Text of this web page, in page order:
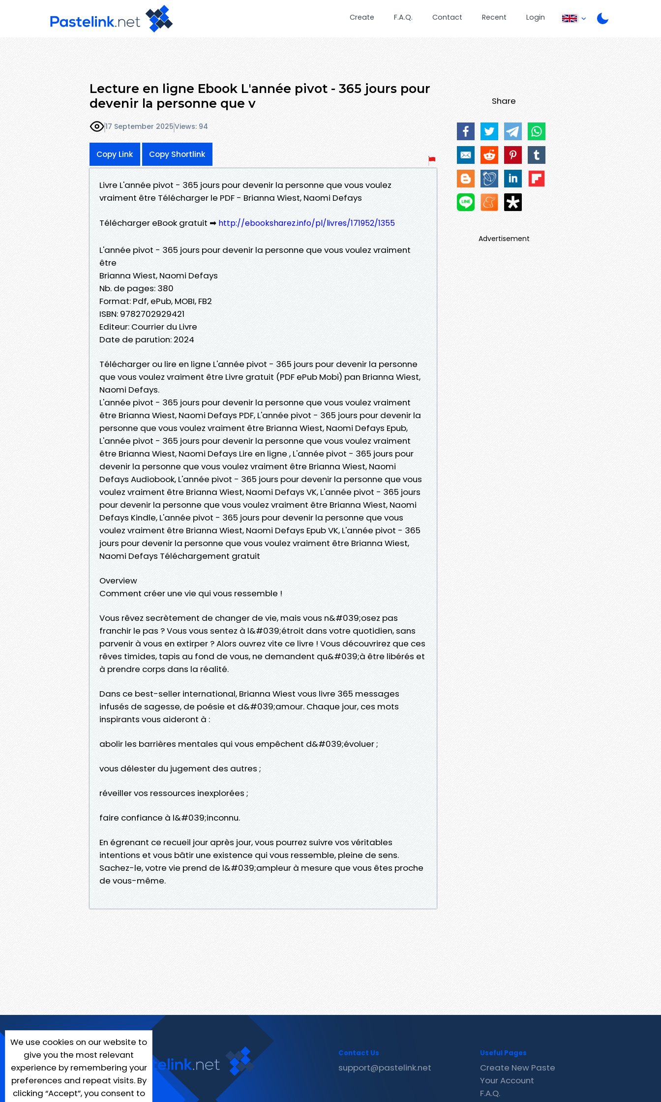
Create F.A.Q. Contact Recent Login
Lecture en ligne Ebook L'année pivot - 365 jours pour
devenir la personne que v
17 September 2025Views: 94
Copy Link Copy Shortlink
Livre L'année pivot - 365 jours pour devenir la personne que vous voulez
vraiment être Télécharger le PDF - Brianna Wiest, Naomi Defays
Télécharger eBook gratuit ➡ http://ebooksharez.info/pl/livres/171952/1355
L'année pivot - 365 jours pour devenir la personne que vous voulez vraiment
être
Brianna Wiest, Naomi Defays
Nb. de pages: 380
Format: Pdf, ePub, MOBI, FB2
ISBN: 9782702929421
Editeur: Courrier du Livre
Date de parution: 2024
Télécharger ou lire en ligne L'année pivot - 365 jours pour devenir la personne
que vous voulez vraiment être Livre gratuit (PDF ePub Mobi) pan Brianna Wiest,
Naomi Defays.
L'année pivot - 365 jours pour devenir la personne que vous voulez vraiment
être Brianna Wiest, Naomi Defays PDF, L'année pivot - 365 jours pour devenir la
personne que vous voulez vraiment être Brianna Wiest, Naomi Defays Epub,
L'année pivot - 365 jours pour devenir la personne que vous voulez vraiment
être Brianna Wiest, Naomi Defays Lire en ligne , L'année pivot - 365 jours pour
devenir la personne que vous voulez vraiment être Brianna Wiest, Naomi
Defays Audiobook, L'année pivot - 365 jours pour devenir la personne que vous
voulez vraiment être Brianna Wiest, Naomi Defays VK, L'année pivot - 365 jours
pour devenir la personne que vous voulez vraiment être Brianna Wiest, Naomi
Defays Kindle, L'année pivot - 365 jours pour devenir la personne que vous
voulez vraiment être Brianna Wiest, Naomi Defays Epub VK, L'année pivot - 365
jours pour devenir la personne que vous voulez vraiment être Brianna Wiest,
Naomi Defays Téléchargement gratuit
Overview
Comment créer une vie qui vous ressemble !
Vous rêvez secrètement de changer de vie, mais vous n&#039;osez pas
franchir le pas ? Vous vous sentez à l&#039;étroit dans votre quotidien, sans
parvenir à vous en extirper ? Alors ouvrez vite ce livre ! Vous découvrirez que ces
rêves timides, tapis au fond de vous, ne demandent qu&#039;à être libérés et
à prendre corps dans la réalité.
Dans ce best-seller international, Brianna Wiest vous livre 365 messages
infusés de sagesse, de poésie et d&#039;amour. Chaque jour, ces mots
inspirants vous aideront à :
abolir les barrières mentales qui vous empêchent d&#039;évoluer ;
vous délester du jugement des autres ;
réveiller vos ressources inexplorées ;
faire confiance à l&#039;inconnu.
En égrenant ce recueil jour après jour, vous pourrez suivre vos véritables
intentions et vous bâtir une existence qui vous ressemble, pleine de sens.
Sachez-le, votre vie prend de l&#039;ampleur à mesure que vous êtes proche
de vous-même.
Share
Advertisement
We use cookies on our website to
give you the most relevant
experience by remembering your
preferences and repeat visits. By
clicking “Accept”, you consent to
Contact Us
support@pastelink.net
Useful Pages
Create New Paste
Your Account
F.A.Q.